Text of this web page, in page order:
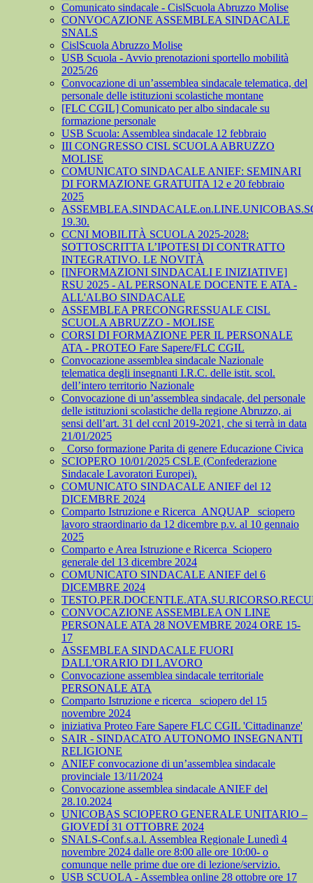
Comunicato sindacale - CislScuola Abruzzo Molise
CONVOCAZIONE ASSEMBLEA SINDACALE
SNALS
CislScuola Abruzzo Molise
USB Scuola - Avvio prenotazioni sportello mobilità
2025/26
Convocazione di un’assemblea sindacale telematica, del
personale delle istituzioni scolastiche montane
[FLC CGIL] Comunicato per albo sindacale su
formazione personale
USB Scuola: Assemblea sindacale 12 febbraio
III CONGRESSO CISL SCUOLA ABRUZZO
MOLISE
COMUNICATO SINDACALE ANIEF: SEMINARI
DI FORMAZIONE GRATUITA 12 e 20 febbraio
2025
19.30.
CCNI MOBILITÀ SCUOLA 2025-2028:
SOTTOSCRITTA L’IPOTESI DI CONTRATTO
INTEGRATIVO. LE NOVITÀ
[INFORMAZIONI SINDACALI E INIZIATIVE]
RSU 2025 - AL PERSONALE DOCENTE E ATA -
ALL'ALBO SINDACALE
ASSEMBLEA PRECONGRESSUALE CISL
SCUOLA ABRUZZO - MOLISE
CORSI DI FORMAZIONE PER IL PERSONALE
ATA - PROTEO Fare Sapere/FLC CGIL
Convocazione assemblea sindacale Nazionale
telematica degli insegnanti I.R.C. delle istit. scol.
dell’intero territorio Nazionale
Convocazione di un’assemblea sindacale, del personale
delle istituzioni scolastiche della regione Abruzzo, ai
sensi dell’art. 31 del ccnl 2019-2021, che si terrà in data
21/01/2025
_Corso formazione Parita di genere Educazione Civica
SCIOPERO 10/01/2025 CSLE (Confederazione
Sindacale Lavoratori Europei).
COMUNICATO SINDACALE ANIEF del 12
DICEMBRE 2024
Comparto Istruzione e Ricerca_ANQUAP_ sciopero
lavoro straordinario da 12 dicembre p.v. al 10 gennaio
2025
Comparto e Area Istruzione e Ricerca_Sciopero
generale del 13 dicembre 2024
COMUNICATO SINDACALE ANIEF del 6
DICEMBRE 2024
CONVOCAZIONE ASSEMBLEA ON LINE
PERSONALE ATA 28 NOVEMBRE 2024 ORE 15-
17
ASSEMBLEA SINDACALE FUORI
DALL'ORARIO DI LAVORO
Convocazione assemblea sindacale territoriale
PERSONALE ATA
Comparto Istruzione e ricerca_ sciopero del 15
novembre 2024
iniziativa Proteo Fare Sapere FLC CGIL 'Cittadinanze'
SAIR - SINDACATO AUTONOMO INSEGNANTI
RELIGIONE
ANIEF convocazione di un’assemblea sindacale
provinciale 13/11/2024
Convocazione assemblea sindacale ANIEF del
28.10.2024
UNICOBAS SCIOPERO GENERALE UNITARIO –
GIOVEDÍ 31 OTTOBRE 2024
SNALS-Conf.s.a.l. Assemblea Regionale Lunedì 4
novembre 2024 dalle ore 8:00 alle ore 10:00- o
comunque nelle prime due ore di lezione/servizio.
USB SCUOLA - Assemblea online 28 ottobre ore 17